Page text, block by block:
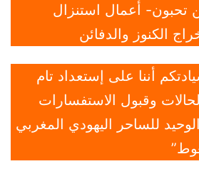
تحبون- أعمال استنزال
الكنوز والدفائن
أننا على إستعداد تام
وقبول الاستفسارات
للساحر اليهودي المغربي